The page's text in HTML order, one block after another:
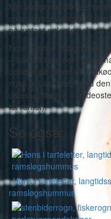
Min vildtgryde blev
champignons smagt til
på instant polentamel,
Note: Denne vildtgryde er
– ikke så tung som
pondus på grund af
også fint sammen med
osteskeptikeren –
forventet).
Se også:
Høns i tarteletter,
ramsløgshummus